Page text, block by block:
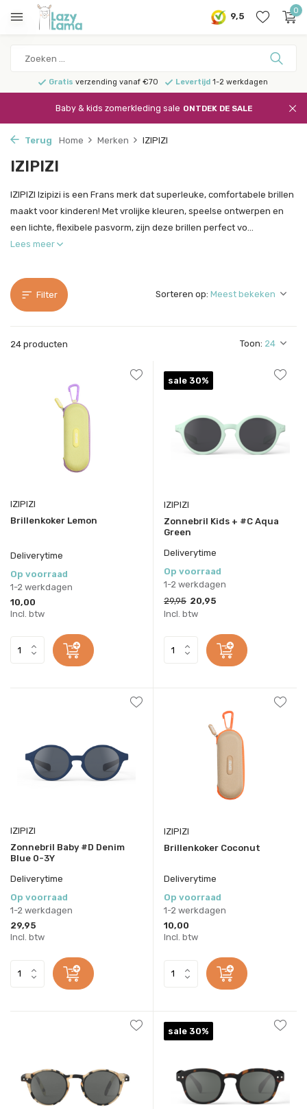
9,5
0
Gratis verzending vanaf €70 Levertijd1-2 werkdagen
Baby & kids zomerkleding sale ONTDEK DE SALE
Terug Home Merken IZIPIZI
IZIPIZI
IZIPIZI Izipizi is een Frans merk dat superleuke, comfortabele brillen
maakt voor kinderen! Met vrolijke kleuren, speelse ontwerpen en
een lichte, flexibele pasvorm, zijn deze brillen perfect vo...
Lees meer
Filter
24 producten Toon:
Sorteren op:
IZIPIZI
Brillenkoker Lemon
Deliverytime
Op voorraad
1-2 werkdagen
10,00
Incl. btw
sale 30%
IZIPIZI
Zonnebril Kids + #C Aqua
Green
Deliverytime
Op voorraad
1-2 werkdagen
29,95 20,95
Incl. btw
IZIPIZI
Zonnebril Baby #D Denim
Blue 0-3Y
Deliverytime
Op voorraad
1-2 werkdagen
29,95
Incl. btw
IZIPIZI
Brillenkoker Coconut
Deliverytime
Op voorraad
1-2 werkdagen
10,00
Incl. btw
sale 30%